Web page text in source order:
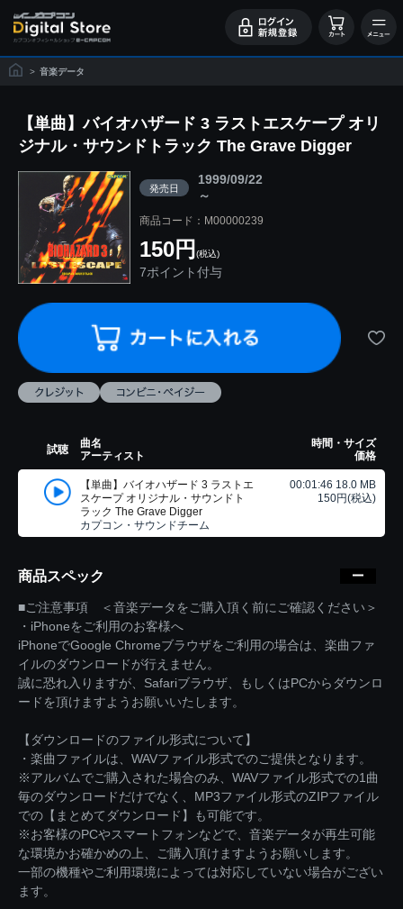
> 音楽データ
【単曲】バイオハザード 3 ラストエスケープ オリ
ジナル・サウンドトラック The Grave Digger
発売日
1999/09/22
～
商品コード：M00000239
150円 (税込)
7ポイント付与
試聴
曲名
アーティスト
時間・サイズ
価格
【単曲】バイオハザード 3 ラストエ
スケープ オリジナル・サウンドト
ラック The Grave Digger
カプコン・サウンドチーム
00:01:46 18.0 MB
150円(税込)
商品スペック
■ご注意事項 ＜音楽データをご購入頂く前にご確認ください＞
・iPhoneをご利用のお客様へ
iPhoneでGoogle Chromeブラウザをご利用の場合は、楽曲ファ
イルのダウンロードが行えません。
誠に恐れ入りますが、Safariブラウザ、もしくはPCからダウンロ
ードを頂けますようお願いいたします。
【ダウンロードのファイル形式について】
・楽曲ファイルは、WAVファイル形式でのご提供となります。
※アルバムでご購入された場合のみ、WAVファイル形式での1曲
毎のダウンロードだけでなく、MP3ファイル形式のZIPファイル
での【まとめてダウンロード】も可能です。
※お客様のPCやスマートフォンなどで、音楽データが再生可能
な環境かお確かめの上、ご購入頂けますようお願いします。
一部の機種やご利用環境によっては対応していない場合がござい
ます。